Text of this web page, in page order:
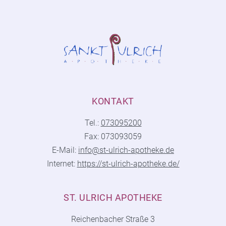
KONTAKT
Tel.: 073095200
Fax: 073093059
E-Mail: info@st-ulrich-apotheke.de
Internet: https://st-ulrich-apotheke.de/
ST. ULRICH APOTHEKE
Reichenbacher Straße 3